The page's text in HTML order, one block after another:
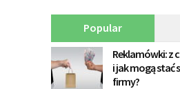
Popular
Reklamówki: z
i jak mogą stać
firmy?